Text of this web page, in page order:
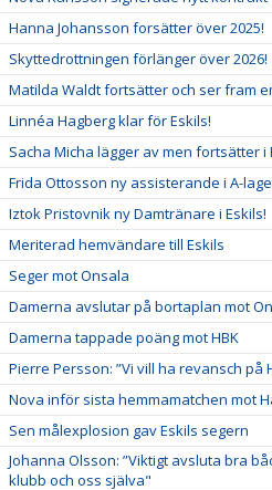
Hanna Johansson forsätter över 2025!
Skyttedrottningen förlänger över 2026!
Matilda Waldt fortsätter och ser fram
Linnéa Hagberg klar för Eskils!
Sacha Micha lägger av men fortsätter i
Frida Ottosson ny assisterande i A-
Iztok Pristovnik ny Damtränare i Eskils!
Meriterad hemvändare till Eskils
Seger mot Onsala
Damerna avslutar på bortaplan mot
Damerna tappade poäng mot HBK
Pierre Persson: ”Vi vill ha revansch på
Nova inför sista hemmamatchen mot
Sen målexplosion gav Eskils segern
Johanna Olsson: ”Viktigt avsluta bra
klubb och oss själva"